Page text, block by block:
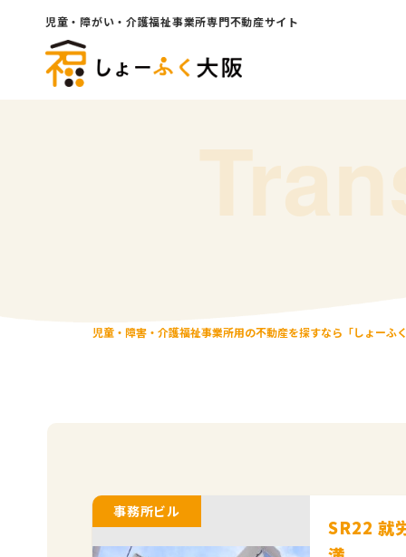
児童・障がい・介護福祉事業所専門不動産サイト
児童・障害・介護福祉事業所用の不動産を探すなら「しょーふ
事務所ビル
SR22 就